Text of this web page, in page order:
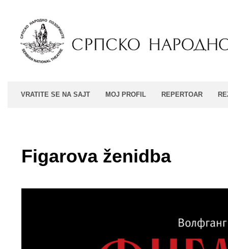
VRATITE SE NA SAJT MOJ PROFIL REPERTOAR
Figarova ženidba